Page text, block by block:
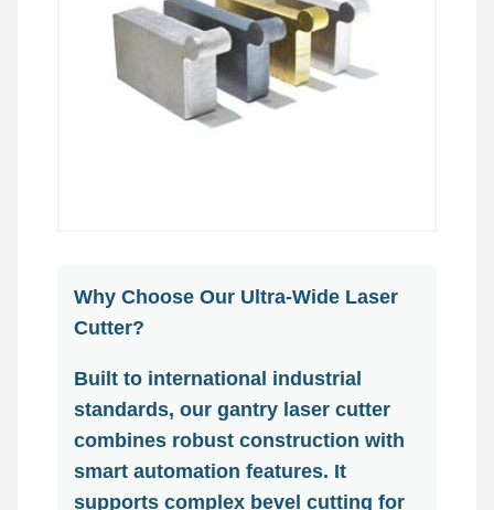
Why Choose Our Ultra-Wide Laser
Cutter?
Built to international industrial
standards, our gantry laser cutter
combines robust construction with
smart automation features. It
supports complex bevel cutting for